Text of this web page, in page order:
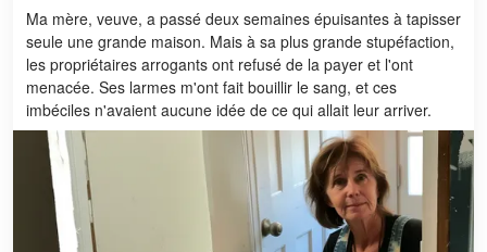
Ma mère, veuve, a passé deux semaines épuisantes à tapisser
seule une grande maison. Mais à sa plus grande stupéfaction,
les propriétaires arrogants ont refusé de la payer et l'ont
menacée. Ses larmes m'ont fait bouillir le sang, et ces
imbéciles n'avaient aucune idée de ce qui allait leur arriver.